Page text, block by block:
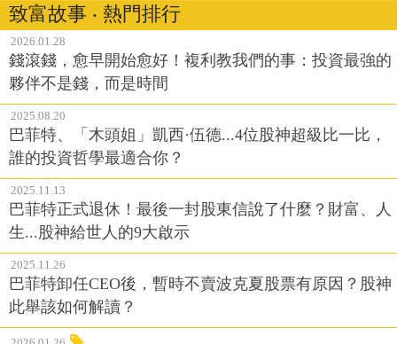
致富故事 ‧ 熱門排行
2026.01.28
錢滾錢，愈早開始愈好！複利教我們的事：投資最強的
夥伴不是錢，而是時間
2025.08.20
巴菲特、「木頭姐」凱西·伍德...4位股神超級比一比，
誰的投資哲學最適合你？
2025.11.13
巴菲特正式退休！最後一封股東信說了什麼？財富、人
生...股神給世人的9大啟示
2025.11.26
巴菲特卸任CEO後，暫時不賣波克夏股票有原因？股神
此舉該如何解讀？